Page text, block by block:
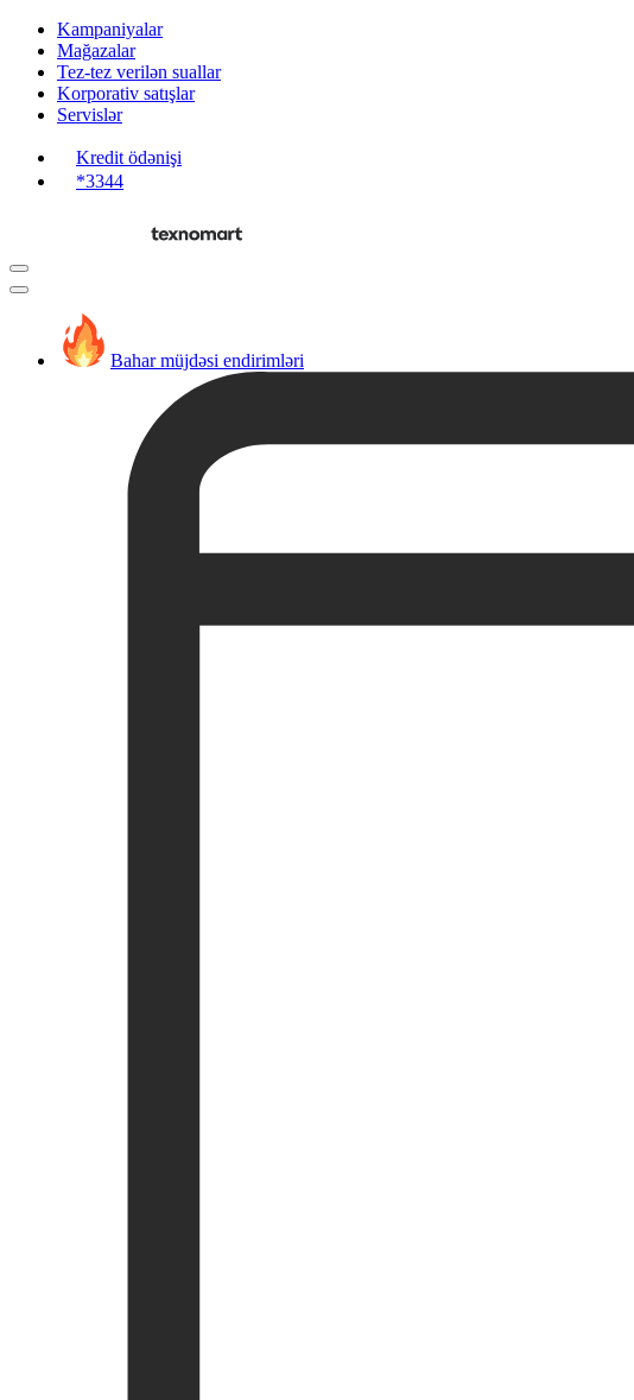
Kampaniyalar
Mağazalar
Tez-tez verilən suallar
Korporativ satışlar
Servislər
Kredit ödənişi
*3344
Bahar müjdəsi endirimləri